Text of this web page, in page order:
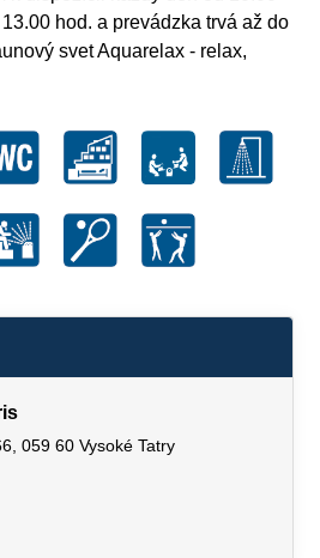
hod. a prevádzka trvá až do
svet Aquarelax - relax,
059 60 Vysoké Tatry